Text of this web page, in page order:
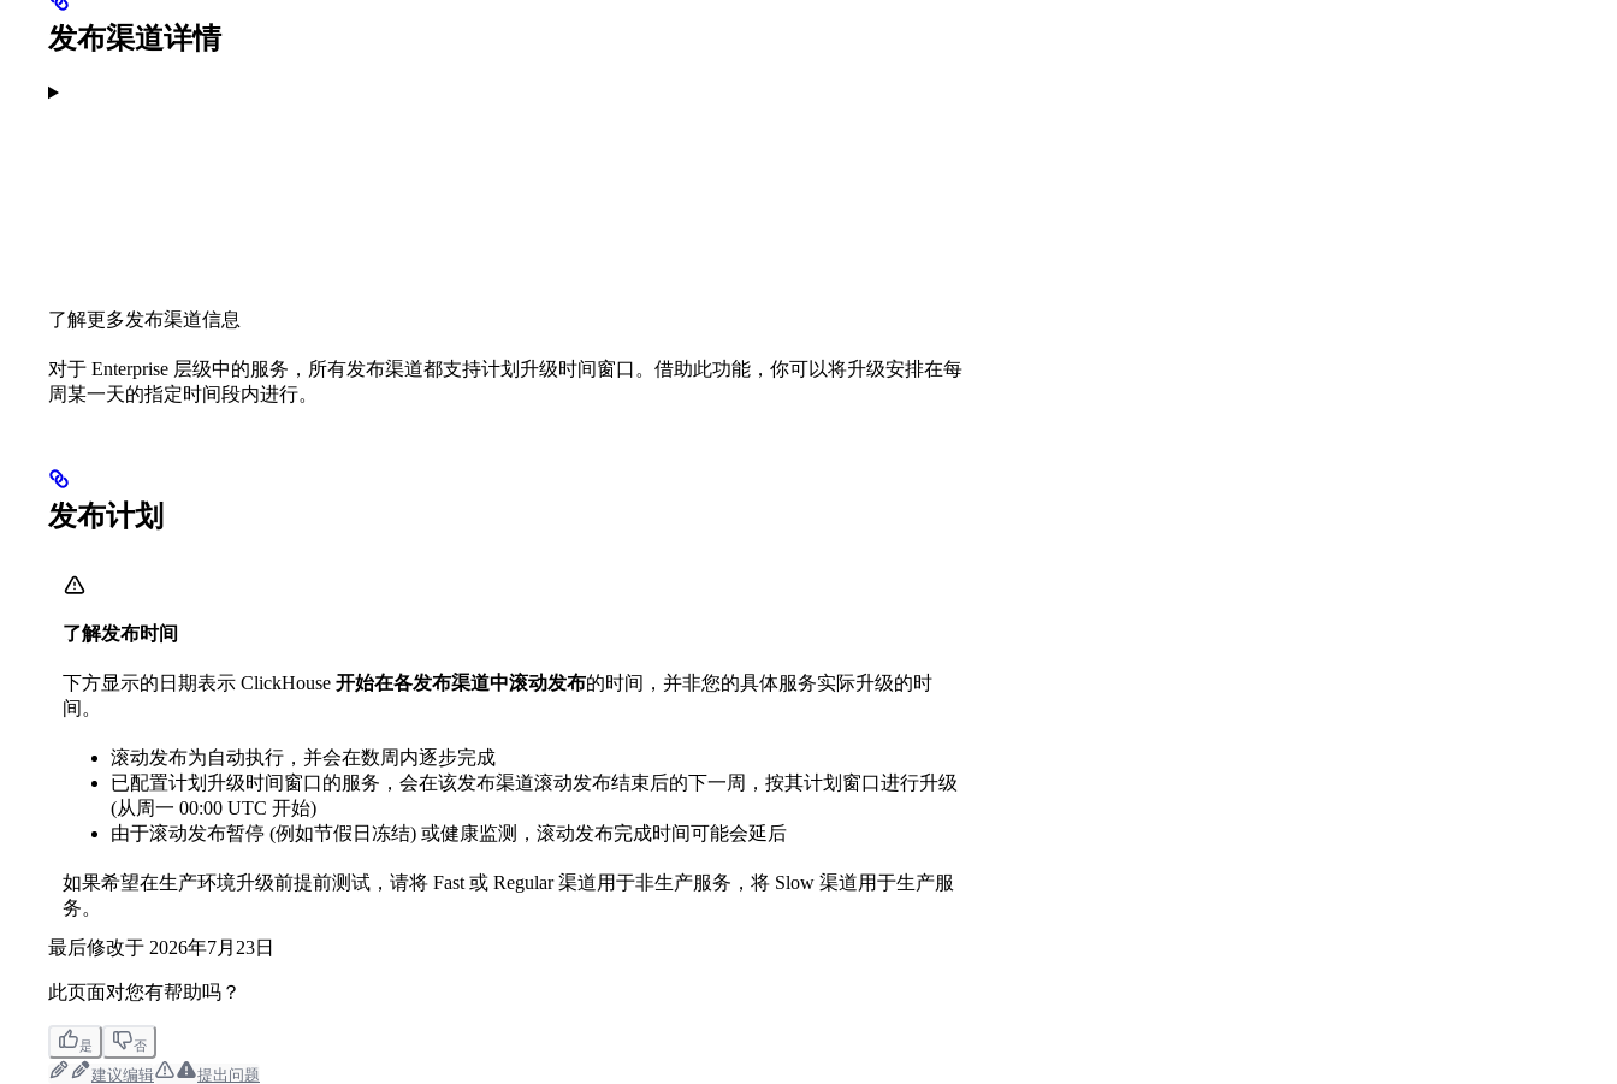
发布渠道详情
了解更多发布渠道信息
对于 Enterprise 层级中的服务，所有发布渠道都支持计划升级时间窗口。借助此功能，你可以将升级安排在每
周某一天的指定时间段内进行。
发布计划
了解发布时间
下方显示的日期表示 ClickHouse 开始在各发布渠道中滚动发布的时间，并非您的具体服务实际升级的时
间。
滚动发布为自动执行，并会在数周内逐步完成
已配置计划升级时间窗口的服务，会在该发布渠道滚动发布结束后的下一周，按其计划窗口进行升级
(从周一 00:00 UTC 开始)
由于滚动发布暂停 (例如节假日冻结) 或健康监测，滚动发布完成时间可能会延后
如果希望在生产环境升级前提前测试，请将 Fast 或 Regular 渠道用于非生产服务，将 Slow 渠道用于生产服
务。
最后修改于 2026年7月23日
此页面对您有帮助吗？
是 否
建议编辑 提出问题